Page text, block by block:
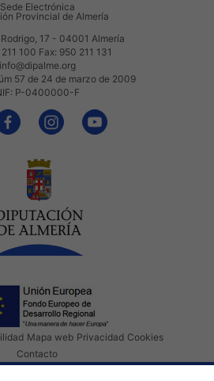
Sede Electrónica
Provincial de Almería
17 - 04001 Almería
100 Fax: 950 211 131
info@dipalme.org
57 de 24 de marzo de 2009
P-0400000-F
Mapa web Privacidad Cookies
Contacto